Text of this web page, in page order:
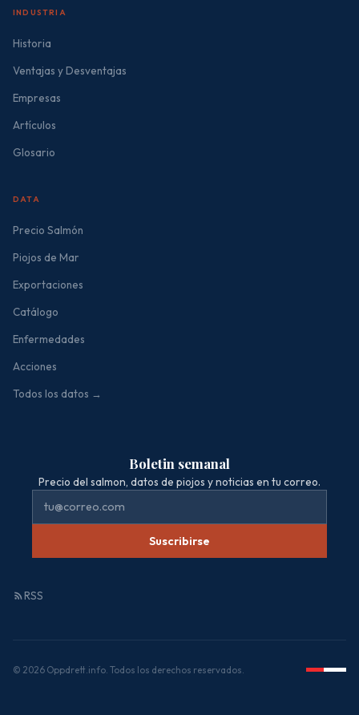
INDUSTRIA
Historia
Ventajas y Desventajas
Empresas
Artículos
Glosario
DATA
Precio Salmón
Piojos de Mar
Exportaciones
Catálogo
Enfermedades
Acciones
Todos los datos →
Boletin semanal
Precio del salmon, datos de piojos y noticias en tu correo.
Suscribirse
RSS
© 2026 Oppdrett.info. Todos los derechos reservados.